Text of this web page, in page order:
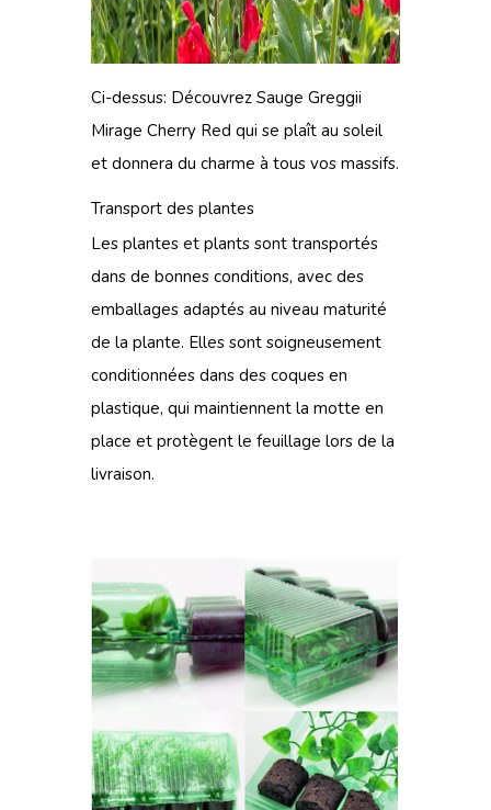
Ci-dessus: Découvrez Sauge Greggii
Mirage Cherry Red qui se plaît au soleil
et donnera du charme à tous vos massifs.
Transport des plantes
Les plantes et plants sont transportés
dans de bonnes conditions, avec des
emballages adaptés au niveau maturité
de la plante. Elles sont soigneusement
conditionnées dans des coques en
plastique, qui maintiennent la motte en
place et protègent le feuillage lors de la
livraison.